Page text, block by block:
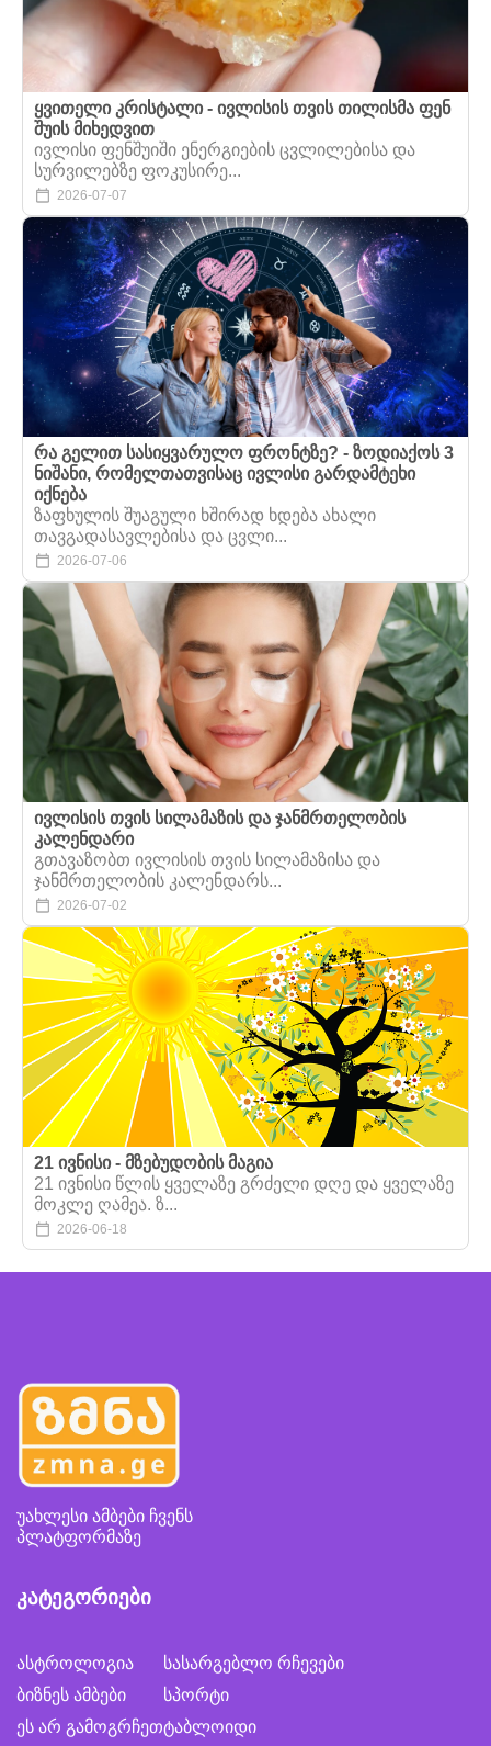
ყვითელი კრისტალი - ივლისის თვის თილისმა ფენ
შუის მიხედვით
ივლისი ფენშუიში ენერგიების ცვლილებისა და
სურვილებზე ფოკუსირე...
2026-07-07
რა გელით სასიყვარულო ფრონტზე? - ზოდიაქოს 3
ნიშანი, რომელთათვისაც ივლისი გარდამტეხი
იქნება
ზაფხულის შუაგული ხშირად ხდება ახალი
თავგადასავლებისა და ცვლი...
2026-07-06
ივლისის თვის სილამაზის და ჯანმრთელობის
კალენდარი
გთავაზობთ ივლისის თვის სილამაზისა და
ჯანმრთელობის კალენდარს...
2026-07-02
21 ივნისი - მზებუდობის მაგია
21 ივნისი წლის ყველაზე გრძელი დღე და ყველაზე
მოკლე ღამეა. ზ...
2026-06-18
უახლესი ამბები ჩვენს
პლატფორმაზე
კატეგორიები
ასტროლოგია
ბიზნეს ამბები
ეს არ გამოგრჩეთ
სასარგებლო რჩევები
სპორტი
ტაბლოიდი